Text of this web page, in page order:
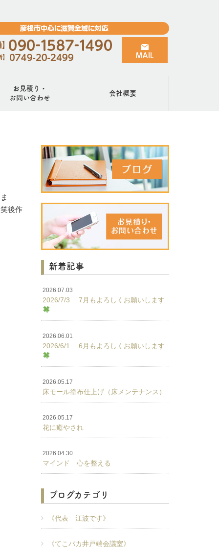
お見積り・
お問い合わせ
会社概要
後作
新着記事
2026.07.03
2026/7/3 7月もよろしくお願いします
2026.06.01
2026/6/1 6月もよろしくお願いします
2026.05.17
床モール塗布仕上げ（床メンテナンス）
2026.05.17
花に癒やされ
2026.04.30
マインド 心を整える
ブログカテゴリ
《代表 江波です》
《てこパカ井戸端会議室》